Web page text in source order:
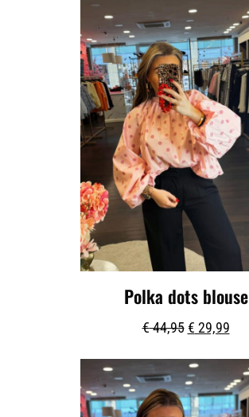
Polka dots blouse
€44,95 € 29,99